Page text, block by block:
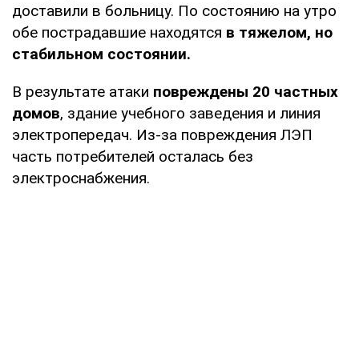
доставили в больницу. По состоянию на утро
обе пострадавшие находятся в тяжелом, но
стабильном состоянии.
В результате атаки повреждены 20 частных
домов, здание учебного заведения и линия
электропередач. Из-за повреждения ЛЭП
часть потребителей осталась без
электроснабжения.